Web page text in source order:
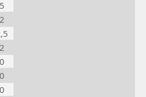
5
2
2
0
0
0